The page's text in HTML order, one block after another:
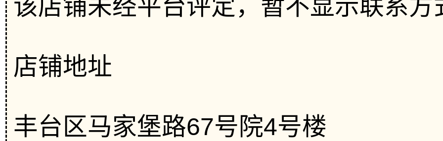
该店铺未经平台评定，暂不显示联系方
店铺地址
丰台区马家堡路67号院4号楼